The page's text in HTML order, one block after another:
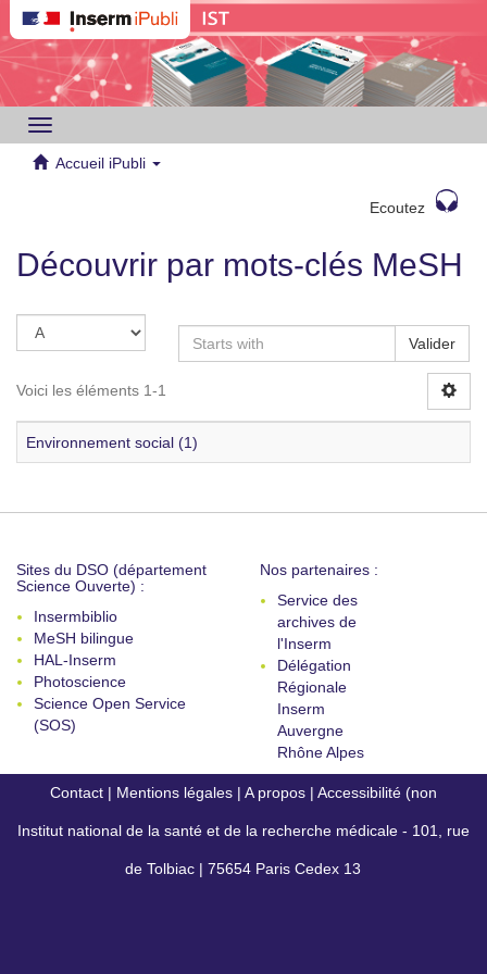
Toggle
navigation
Accueil iPubli
Ecoutez
Découvrir par mots-clés MeSH
Valider
Voici les éléments 1-1
Environnement social (1)
Sites du DSO (département
Science Ouverte) :
Insermbiblio
MeSH bilingue
HAL-Inserm
Photoscience
Science Open Service
(SOS)
Nos partenaires :
Service des
archives de
l'Inserm
Délégation
Régionale
Inserm
Auvergne
Rhône Alpes
Contact | Mentions légales | A propos | Accessibilité (non
conforme)
Institut national de la santé et de la recherche médicale - 101, rue
de Tolbiac | 75654 Paris Cedex 13